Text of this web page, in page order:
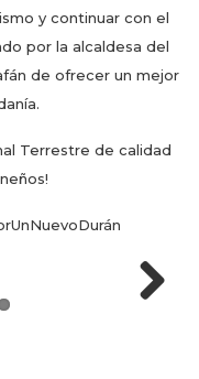
y continuar con el
por la alcaldesa del
de ofrecer un mejor
Terrestre de calidad